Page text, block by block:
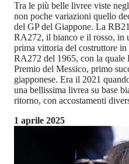
Tra le più belle livree viste
non poche variazioni quello
del GP del Giappone. La
RA272, il bianco e il rosso, in
prima vittoria del costruttore
RA272 del 1965, con la
Premio del Messico, primo
giapponese. Era il 2021
una bellissima livrea su base
ritorno, con accostamenti
1 aprile 2025